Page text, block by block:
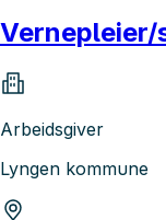
Vernepleier/
Arbeidsgiver
Lyngen kommune